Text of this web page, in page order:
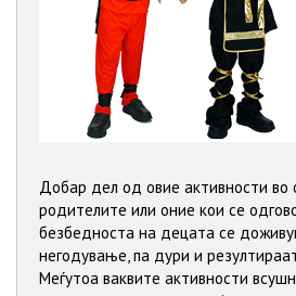
Добар дел од овие активности во
родителите или оние кои се
безбедноста на децата се
негодување, па дури и
Меѓутоа ваквите активности